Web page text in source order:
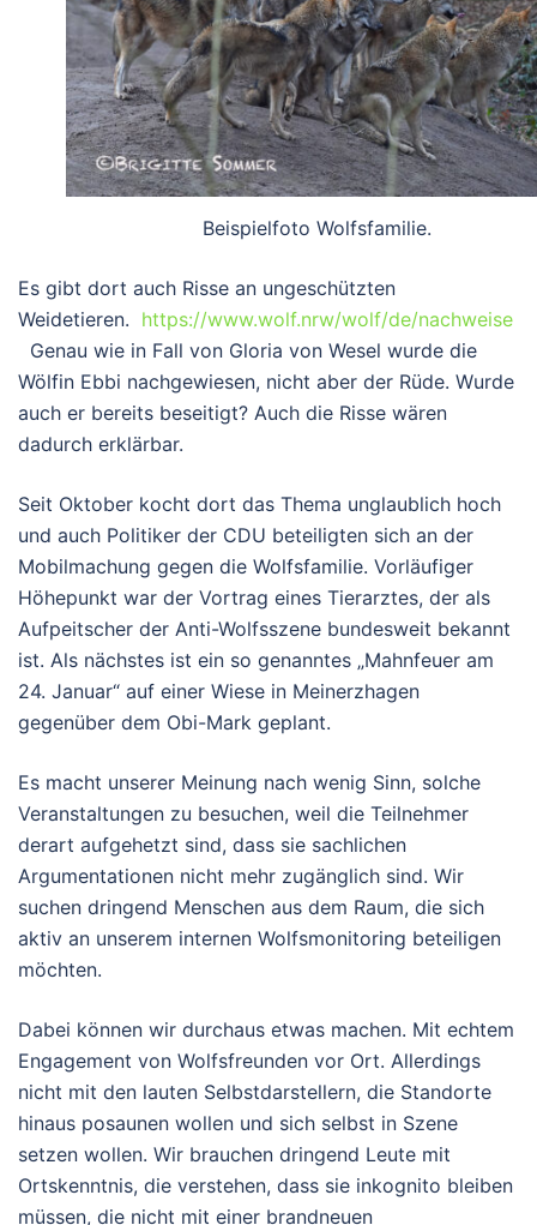
Beispielfoto Wolfsfamilie.
Es gibt dort auch Risse an ungeschützten
Weidetieren. https://www.wolf.nrw/wolf/de/nachweise
Genau wie in Fall von Gloria von Wesel wurde die
Wölfin Ebbi nachgewiesen, nicht aber der Rüde. Wurde
auch er bereits beseitigt? Auch die Risse wären
dadurch erklärbar.
Seit Oktober kocht dort das Thema unglaublich hoch
und auch Politiker der CDU beteiligten sich an der
Mobilmachung gegen die Wolfsfamilie. Vorläufiger
Höhepunkt war der Vortrag eines Tierarztes, der als
Aufpeitscher der Anti-Wolfsszene bundesweit bekannt
ist. Als nächstes ist ein so genanntes „Mahnfeuer am
24. Januar“ auf einer Wiese in Meinerzhagen
gegenüber dem Obi-Mark geplant.
Es macht unserer Meinung nach wenig Sinn, solche
Veranstaltungen zu besuchen, weil die Teilnehmer
derart aufgehetzt sind, dass sie sachlichen
Argumentationen nicht mehr zugänglich sind. Wir
suchen dringend Menschen aus dem Raum, die sich
aktiv an unserem internen Wolfsmonitoring beteiligen
möchten.
Dabei können wir durchaus etwas machen. Mit echtem
Engagement von Wolfsfreunden vor Ort. Allerdings
nicht mit den lauten Selbstdarstellern, die Standorte
hinaus posaunen wollen und sich selbst in Szene
setzen wollen. Wir brauchen dringend Leute mit
Ortskenntnis, die verstehen, dass sie inkognito bleiben
müssen, die nicht mit einer brandneuen